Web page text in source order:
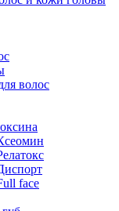
волос
face